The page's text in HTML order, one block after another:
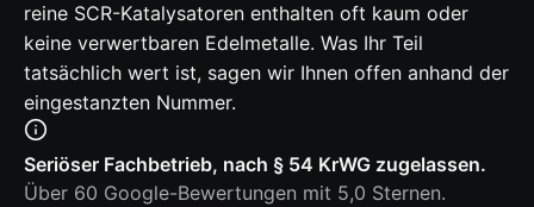
reine SCR-Katalysatoren enthalten oft kaum oder
keine verwertbaren Edelmetalle. Was Ihr Teil
tatsächlich wert ist, sagen wir Ihnen offen anhand der
eingestanzten Nummer.
Seriöser Fachbetrieb, nach § 54 KrWG zugelassen.
Über 60 Google-Bewertungen mit 5,0 Sternen.